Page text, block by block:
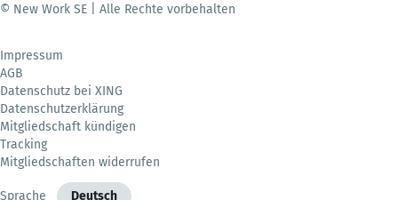
© New Work SE | Alle Rechte vorbehalten
Impressum
AGB
Datenschutz bei XING
Datenschutzerklärung
Mitgliedschaft kündigen
Tracking
Mitgliedschaften widerrufen
Sprache Deutsch